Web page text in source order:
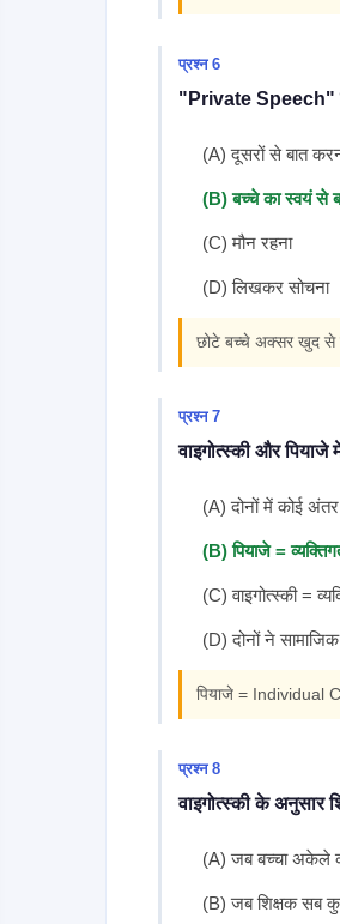
प्रश्न 6
"Private Speech"
(A) दूसरों से बात
(B) बच्चे का स्वयं से
(C) मौन रहना
(D) लिखकर सोचना
छोटे बच्चे अक्सर खुद से
प्रश्न 7
वाइगोत्स्की और
(A) दोनों में कोई अंतर
(B) पियाजे =
(C) वाइगोत्स्की =
(D) दोनों ने
पियाजे = Individual
प्रश्न 8
वाइगोत्स्की के अनुसार
(A) जब बच्चा अकेले
(B) जब शिक्षक सब